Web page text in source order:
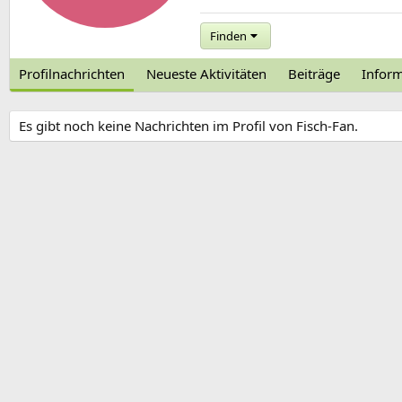
Finden
Profilnachrichten Neueste Aktivitäten Beiträge
Es gibt noch keine Nachrichten im Profil von Fisch-Fan.